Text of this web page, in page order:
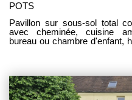
POTS
Pavillon sur sous-sol total
avec cheminée, cuisine
bureau ou chambre d'enfant,